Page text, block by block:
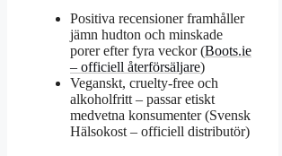
Positiva recensioner framhåller
jämn hudton och minskade
porer efter fyra veckor (Boots.ie
– officiell återförsäljare)
Veganskt, cruelty-free och
alkoholfritt – passar etiskt
medvetna konsumenter (Svensk
Hälsokost – officiell distributör)